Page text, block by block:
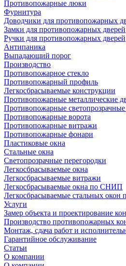
Противопожарные люки
Фурнитура
Доводчики для противопожарных
Замки для противопожарных дверей
Ручки для противопожарных дверей
Антипаника
Выпадающий порог
Производство
Противопожарное стекло
Противопожарный профиль
Легкосбрасываемые конструкции
Противопожарные металлические
Противопожарные светопрозрачные
Противопожарные ворота
Противопожарные витражи
Противопожарные фонари
Пластиковые окна
Стальные окна
Светопрозрачные перегородки
Легкосбрасываемые окна
Легкосбрасываемые витражи
Легкосбрасываемые окна по СНИП
Легкосбрасываемые стальных окон
Услуги
Замер объекта и проектирование
Производство противопожарных
Монтаж, сдача работ и
Гарантийное обслуживание
Статьи
О компании